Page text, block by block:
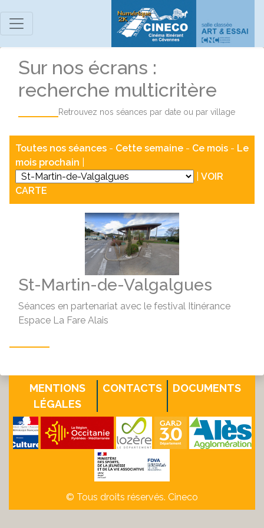
Sur nos écrans :
recherche multicritère
Retrouvez nos séances par date ou par village
Toutes nos séances - Cette semaine - Ce mois - Le
mois prochain
VOIR
CARTE
St-Martin-de-Valgalgues
Séances en partenariat avec le festival Itinérance
Espace La Fare Alais
MENTIONS
LÉGALES
CONTACTS DOCUMENTS
© Tous droits réservés. Cineco